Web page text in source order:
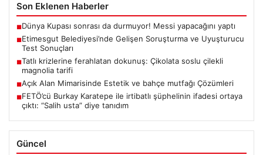
Son Eklenen Haberler
■Dünya Kupası sonrası da durmuyor! Messi yapacağını yaptı
■Etimesgut Belediyesi’nde Gelişen Soruşturma ve Uyuşturucu
Test Sonuçları
■Tatlı krizlerine ferahlatan dokunuş: Çikolata soslu çilekli
magnolia tarifi
■Açık Alan Mimarisinde Estetik ve bahçe mutfağı Çözümleri
■FETÖ’cü Burkay Karatepe ile irtibatlı şüphelinin ifadesi ortaya
çıktı: “Salih usta” diye tanıdım
Güncel